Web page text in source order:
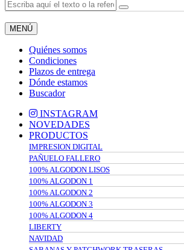
MENÚ
Quiénes somos
Condiciones
Plazos de entrega
Dónde estamos
Buscador
INSTAGRAM
NOVEDADES
PRODUCTOS
IMPRESION DIGITAL
PAÑUELO FALLERO
100% ALGODON LISOS
100% ALGODON 1
100% ALGODON 2
100% ALGODON 3
100% ALGODON 4
LIBERTY
NAVIDAD